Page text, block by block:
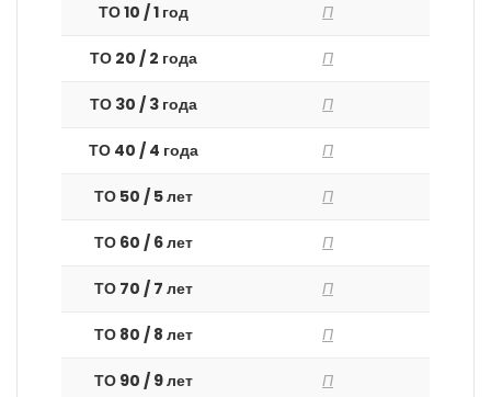
ТО 10 / 1 год П
ТО 20 / 2 года П
ТО 30 / 3 года П
ТО 40 / 4 года П
ТО 50 / 5 лет П
ТО 60 / 6 лет П
ТО 70 / 7 лет П
ТО 80 / 8 лет П
ТО 90 / 9 лет П